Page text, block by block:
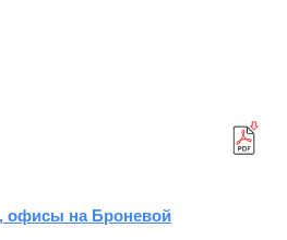
офисы на Броневой